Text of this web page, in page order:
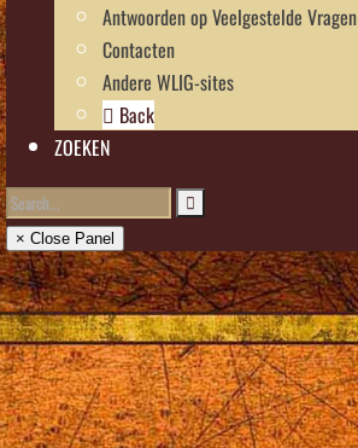
Antwoorden op Veelgestelde Vragen
Contacten
Andere WLIG-sites
Back
ZOEKEN
× Close Panel